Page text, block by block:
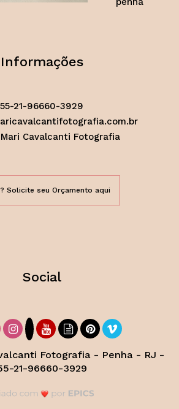
Informações
55-21-96660-3929
Cavalcanti Fotografia
Solicite seu Orçamento aqui
Social
Fotografia - Penha - RJ -
21-96660-3929